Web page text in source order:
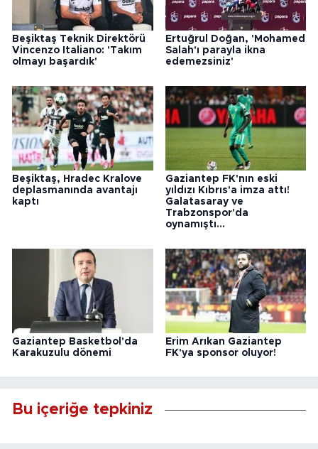
Beşiktaş Teknik Direktörü
Vincenzo Italiano: 'Takım
olmayı başardık'
Ertuğrul Doğan, 'Mohamed
Salah'ı parayla ikna
edemezsiniz'
Beşiktaş, Hradec Kralove
deplasmanında avantajı
kaptı
Gaziantep FK'nın eski
yıldızı Kıbrıs'a imza attı!
Galatasaray ve
Trabzonspor'da
oynamıştı...
Gaziantep Basketbol'da
Karakuzulu dönemi
Erim Arıkan Gaziantep
FK'ya sponsor oluyor!
Bu içeriğe tepkiniz